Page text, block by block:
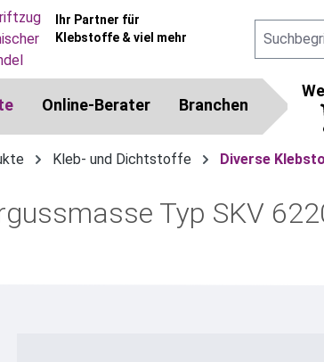
Ihr Partner für
Klebstoffe & viel mehr
Online-Berater Branchen
Kleb- und Dichtstoffe Diverse
Typ SKV